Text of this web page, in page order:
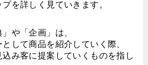
を詳しく見ていきます。
や「企画」は、
して商品を紹介していく際、
み客に提案していくものを指し